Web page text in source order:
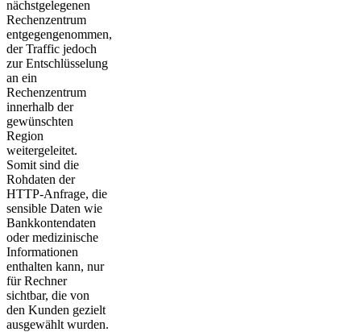
nächstgelegenen
Rechenzentrum
entgegengenommen,
der Traffic jedoch
zur Entschlüsselung
an ein
Rechenzentrum
innerhalb der
gewünschten
Region
weitergeleitet.
Somit sind die
Rohdaten der
HTTP-Anfrage, die
sensible Daten wie
Bankkontendaten
oder medizinische
Informationen
enthalten kann, nur
für Rechner
sichtbar, die von
den Kunden gezielt
ausgewählt wurden.